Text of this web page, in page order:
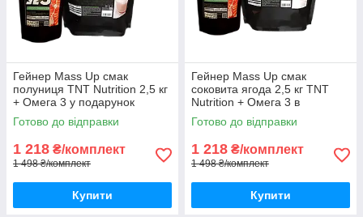
Гейнер Mass Up смак
полуниця TNT Nutrition 2,5 кг
+ Омега 3 у подарунок
Готово до відправки
1 218 ₴/комплект
1 498 ₴/комплект
Купити
Гейнер Mass Up смак
соковита ягода 2,5 кг TNT
Nutrition + Омега 3 в
подарунок
Готово до відправки
1 218 ₴/комплект
1 498 ₴/комплект
Купити